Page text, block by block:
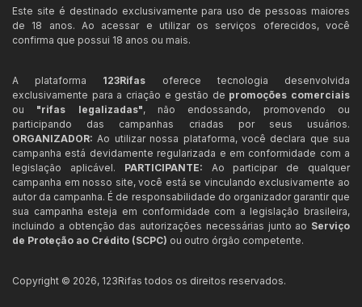
Este site é destinado exclusivamente para uso de pessoas maiores
de 18 anos. Ao acessar e utilizar os serviços oferecidos, você
confirma que possui 18 anos ou mais.
A plataforma 123Rifas oferece tecnologia desenvolvida
exclusivamente para a criação e gestão de promoções comerciais
ou "rifas legalizadas", não endossando, promovendo ou
participando das campanhas criadas por seus usuários.
ORGANIZADOR: Ao utilizar nossa plataforma, você declara que sua
campanha está devidamente regularizada e em conformidade com a
legislação aplicável. PARTICIPANTE: Ao participar de qualquer
campanha em nosso site, você está se vinculando exclusivamente ao
autor da campanha. É de responsabilidade do organizador garantir que
sua campanha esteja em conformidade com a legislação brasileira,
incluindo a obtenção das autorizações necessárias junto ao Serviço
de Proteção ao Crédito (SCPC) ou outro órgão competente.
Copyright © 2026, 123Rifas todos os direitos reservados.